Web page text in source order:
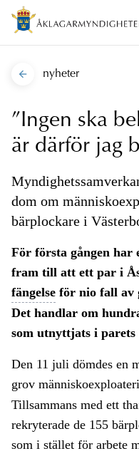
nyheter
”Ingen ska
är därför jag
dom om
bärplockare i
För första gången har
fram till att ett par i
fängelse för nio fall av
Det handlar om
som utnyttjats i parets
Den 11 juli dömdes en
grov
Tillsammans med ett
rekryterade de 155
som i stället för arbete